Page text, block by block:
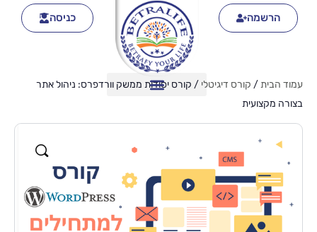
הרשמה כניסה
עמוד הבית/ קורס דיגיטלי / קורס יסודות ממשק וורדפרס: ניהול אתר
בצורה מקצועית